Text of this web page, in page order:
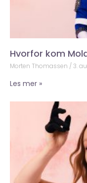
Hvorfor kom
Morten Thomassen 3.
Les mer »